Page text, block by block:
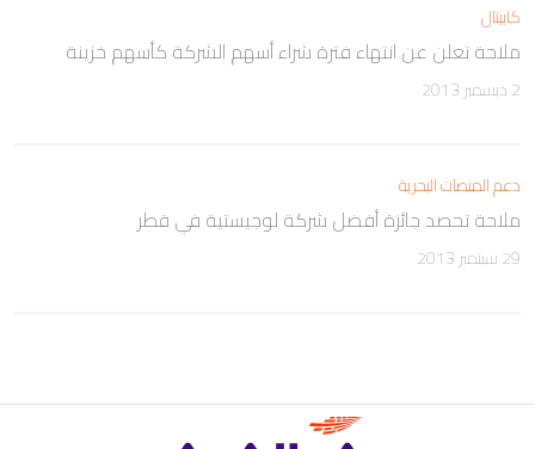
كابيتال
ملاحة تعلن عن انتهاء فترة شراء أسهم الشركة كأسهم خزينة
2 ديسمبر 2013
دعم المنصات البحرية
ملاحة تحصد جائزة أفضل شركة لوجيستية في قطر
29 سبتمبر 2013